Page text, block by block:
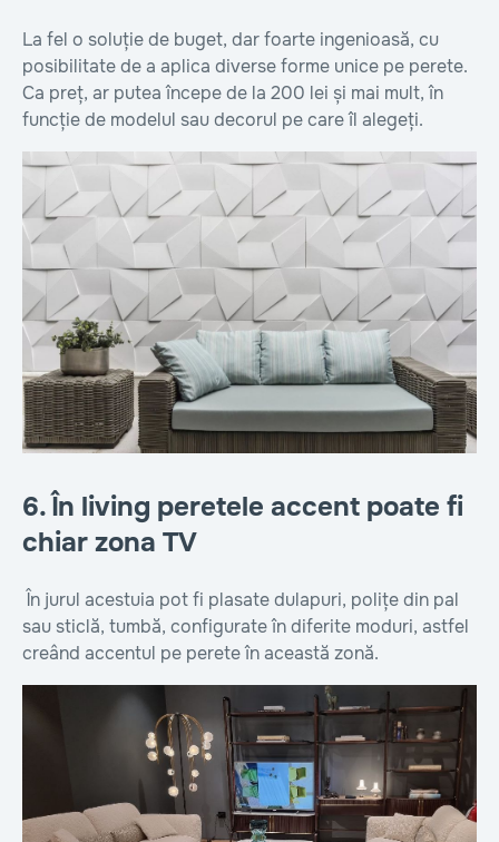
La fel o soluție de buget, dar foarte ingenioasă, cu
posibilitate de a aplica diverse forme unice pe perete.
Ca preț, ar putea începe de la 200 lei și mai mult, în
funcție de modelul sau decorul pe care îl alegeți.
6. În living peretele accent poate fi
chiar zona TV
În jurul acestuia pot fi plasate dulapuri, polițe din pal
sau sticlă, tumbă, configurate în diferite moduri, astfel
creând accentul pe perete în această zonă.